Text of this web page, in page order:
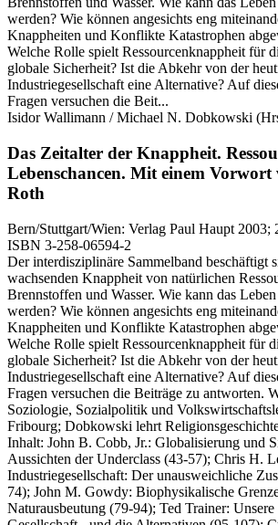
werden? Wie können angesichts eng
Knappheiten und Konflikte Katastrophen
Welche Rolle spielt Ressourcenknappheit für
globale Sicherheit? Ist die Abkehr von der
Industriegesellschaft eine Alternative? Auf
Fragen versuchen die Beit...
Isidor Wallimann / Michael N. Dobkowski
Das Zeitalter der Knappheit.
Lebenschancen. Mit einem Vorwort
Roth
Bern/Stuttgart/Wien: Verlag Paul Haupt 2003;
ISBN 3-258-06594-2
Der interdisziplinäre Sammelband beschäftigt
wachsenden Knappheit von natürlichen
Brennstoffen und Wasser. Wie kann das
werden? Wie können angesichts eng
Knappheiten und Konflikte Katastrophen
Welche Rolle spielt Ressourcenknappheit für
globale Sicherheit? Ist die Abkehr von der
Industriegesellschaft eine Alternative? Auf
Fragen versuchen die Beiträge zu antworten.
Soziologie, Sozialpolitik und
Fribourg; Dobkowski lehrt
Inhalt: John B. Cobb, Jr.: Globalisierung und
Aussichten der Underclass (43-57); Chris H.
Industriegesellschaft: Der unausweichliche
74); John M. Gowdy: Biophysikalische
Naturausbeutung (79-94); Ted Trainer: